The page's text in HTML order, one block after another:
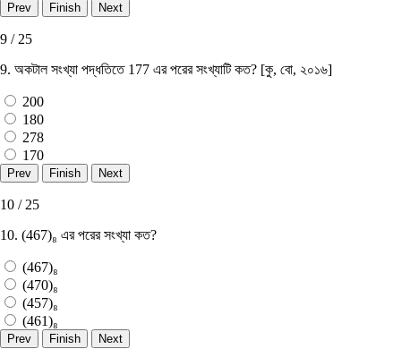
9 / 25
9. অকটাল সংখ্যা পদ্ধতিতে 177 এর পরের সংখ্যাটি কত? [কু, বাে, ২০১৬]
200
180
278
170
10 / 25
10. (467)₈ এর পরের সংখ্যা কত?
(467)₈
(470)₈
(457)₈
(461)₈